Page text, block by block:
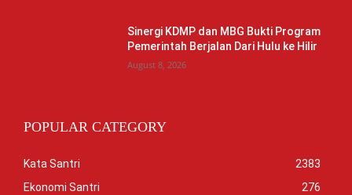
Sinergi KDMP dan MBG Bukti Program
Pemerintah Berjalan Dari Hulu ke Hilir
August 8, 2026
POPULAR CATEGORY
Kata Santri
2383
Ekonomi Santri
276